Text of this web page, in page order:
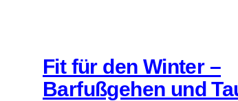
Fit für den Winter –
Barfußgehen und